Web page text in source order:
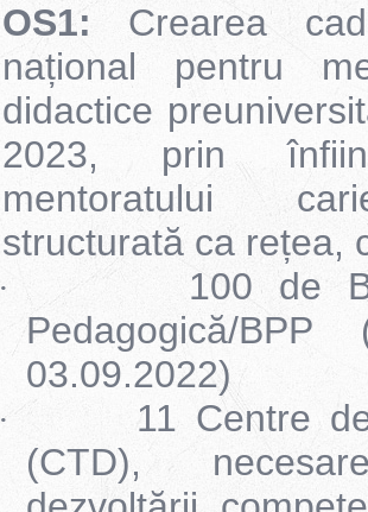
OS1: Crearea
național pentru
didactice
2023, prin
mentoratului
structurată ca rețea,
·
100 de
Pedagogică/
03.09.2022)
·
11 Centre
(CTD),